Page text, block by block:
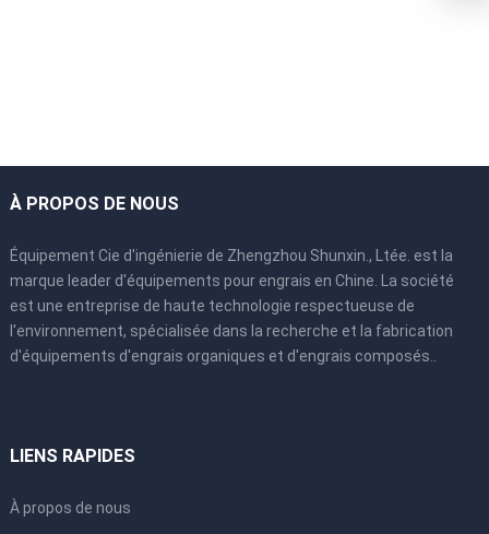
À PROPOS DE NOUS
Équipement Cie d'ingénierie de Zhengzhou Shunxin., Ltée. est la
marque leader d'équipements pour engrais en Chine. La société
est une entreprise de haute technologie respectueuse de
l'environnement, spécialisée dans la recherche et la fabrication
d'équipements d'engrais organiques et d'engrais composés..
LIENS RAPIDES
À propos de nous